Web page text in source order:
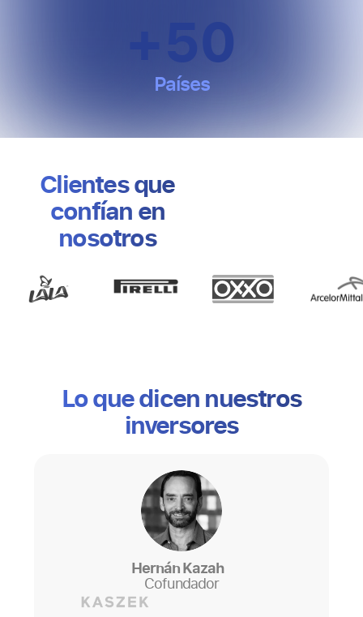
50
Países
Clientes que
confían en
nosotros
Lo que dicen nuestros
inversores
Hernán Kazah
Cofundador